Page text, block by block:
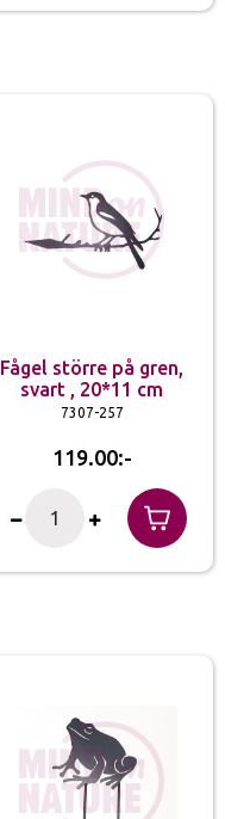
Fågel större på gren,
svart , 20*11 cm
7307-257
119.00